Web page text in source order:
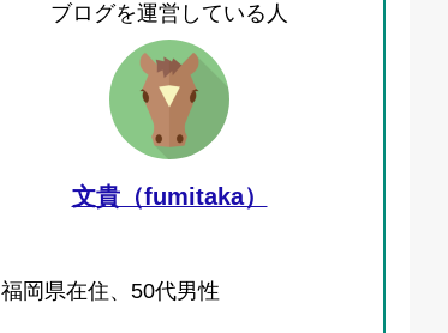
ブログを運営している人
文貴（fumitaka）
福岡県在住、50代男性